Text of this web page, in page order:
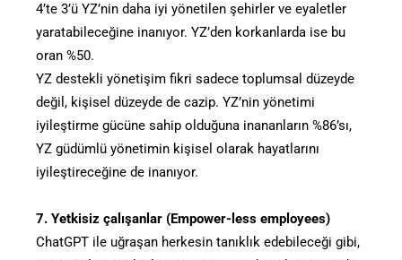
4’te 3’ü YZ’nin daha iyi yönetilen şehirler ve eyaletler
yaratabileceğine inanıyor. YZ’den korkanlarda ise bu
oran %50.
YZ destekli yönetişim fikri sadece toplumsal düzeyde
değil, kişisel düzeyde de cazip. YZ’nin yönetimi
iyileştirme gücüne sahip olduğuna inananların %86’sı,
YZ güdümlü yönetimin kişisel olarak hayatlarını
iyileştireceğine de inanıyor.
7. Yetkisiz çalışanlar (Empower-less employees)
ChatGPT ile uğraşan herkesin tanıklık edebileceği gibi,